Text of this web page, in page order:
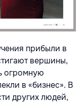
прибыли в
вершины,
огромную
в «бизнес». В
других людей,